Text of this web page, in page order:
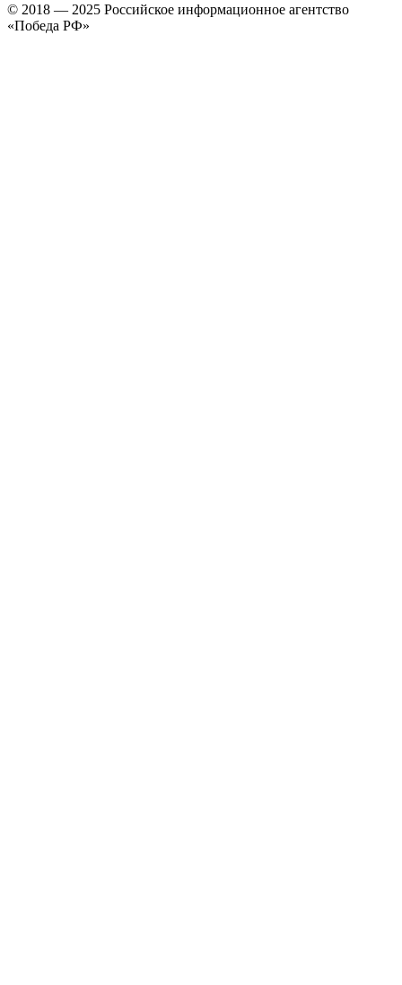
© 2018 — 2025 Российское информационное агентство
«Победа РФ»